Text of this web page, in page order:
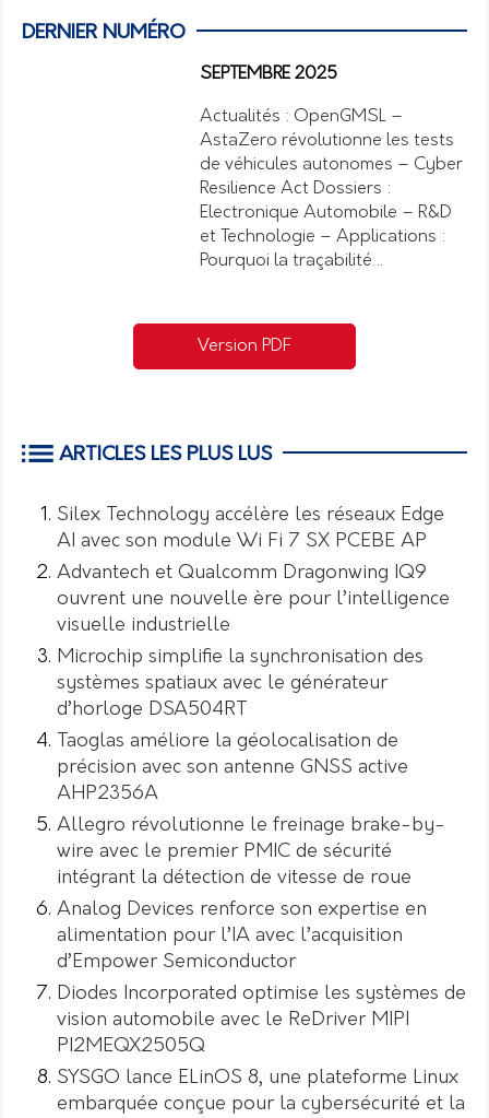
DERNIER NUMÉRO
SEPTEMBRE 2025
Actualités : OpenGMSL –
AstaZero révolutionne les tests
de véhicules autonomes – Cyber
Resilience Act Dossiers :
Electronique Automobile – R&D
et Technologie – Applications :
Pourquoi la traçabilité…
Version PDF
ARTICLES LES PLUS LUS
Silex Technology accélère les réseaux Edge
AI avec son module Wi Fi 7 SX PCEBE AP
Advantech et Qualcomm Dragonwing IQ9
ouvrent une nouvelle ère pour l’intelligence
visuelle industrielle
Microchip simplifie la synchronisation des
systèmes spatiaux avec le générateur
d’horloge DSA504RT
Taoglas améliore la géolocalisation de
précision avec son antenne GNSS active
AHP2356A
Allegro révolutionne le freinage brake-by-
wire avec le premier PMIC de sécurité
intégrant la détection de vitesse de roue
Analog Devices renforce son expertise en
alimentation pour l’IA avec l’acquisition
d’Empower Semiconductor
Diodes Incorporated optimise les systèmes de
vision automobile avec le ReDriver MIPI
PI2MEQX2505Q
SYSGO lance ELinOS 8, une plateforme Linux
embarquée conçue pour la cybersécurité et la